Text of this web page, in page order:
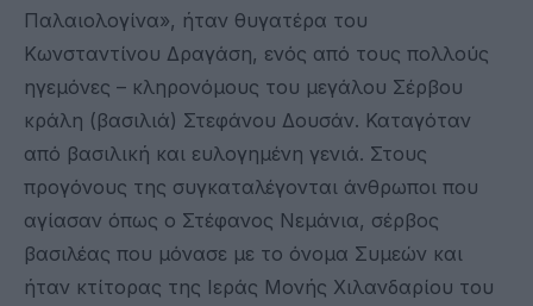
Παλαιολογίνα», ήταν θυγατέρα του
Κωνσταντίνου Δραγάση, ενός από τους πολλούς
ηγεμόνες – κληρονόμους του μεγάλου Σέρβου
κράλη (βασιλιά) Στεφάνου Δουσάν. Καταγόταν
από βασιλική και ευλογημένη γενιά. Στους
προγόνους της συγκαταλέγονται άνθρωποι που
αγίασαν όπως ο Στέφανος Νεμάνια, σέρβος
βασιλέας που μόνασε με το όνομα Συμεών και
ήταν κτίτορας της Ιεράς Μονής Χιλανδαρίου του